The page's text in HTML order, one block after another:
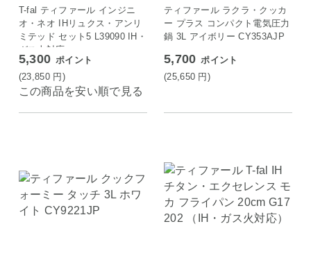
T-fal ティファール インジニ
オ・ネオ IHリュクス・アンリ
ミテッド セット5 L39090 IH・
ガス火対応
5,300 ポイント
(23,850 円 )
この商品を安い順で見る
ティファール ラクラ・クッカ
ー プラス コンパクト電気圧力
鍋 3L アイボリー CY353AJP
5,700 ポイント
(25,650 円 )